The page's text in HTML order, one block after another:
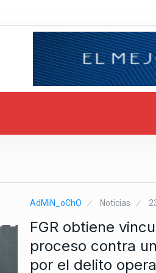
AdMiN_oChO Noticias
FGR obtiene
proceso contra
por el delito